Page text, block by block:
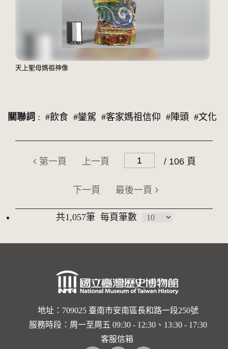
天上聖母媽祖神像
關聯詞 : #飲食 #鑾駕 #客家媽祖信仰 #陣頭 #文化
第一頁 上一頁 / 106 頁
下一頁 最後一頁
共1,057筆 每頁筆數
地址：709025 臺南市安南區長和路一段250號
服務時段：周一至周五 09:30 - 12:30、13:30 - 17:30
客服信箱